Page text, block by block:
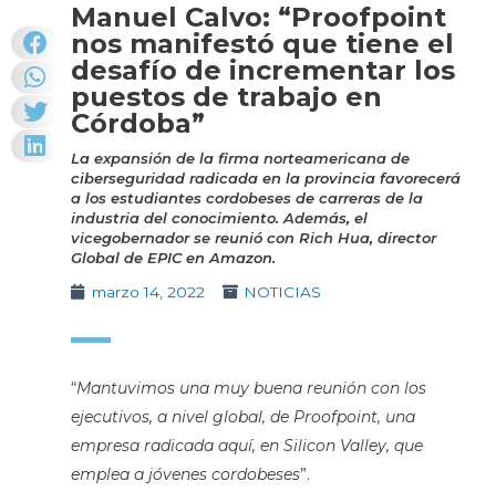
Manuel Calvo: “Proofpoint
nos manifestó que tiene el
desafío de incrementar los
puestos de trabajo en
Córdoba”
La expansión de la firma norteamericana de
ciberseguridad radicada en la provincia favorecerá
a los estudiantes cordobeses de carreras de la
industria del conocimiento. Además, el
vicegobernador se reunió con Rich Hua, director
Global de EPIC en Amazon.
marzo 14, 2022
NOTICIAS
“Mantuvimos una muy buena reunión con los
ejecutivos, a nivel global, de Proofpoint, una
empresa radicada aquí, en Silicon Valley, que
emplea a jóvenes cordobeses”.